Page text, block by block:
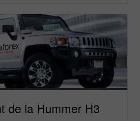
de la Hummer H3